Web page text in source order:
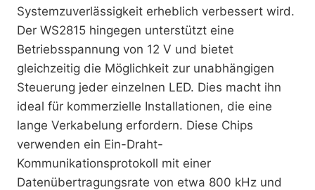
Systemzuverlässigkeit erheblich verbessert wird.
Der WS2815 hingegen unterstützt eine
Betriebsspannung von 12 V und bietet
gleichzeitig die Möglichkeit zur unabhängigen
Steuerung jeder einzelnen LED. Dies macht ihn
ideal für kommerzielle Installationen, die eine
lange Verkabelung erfordern. Diese Chips
verwenden ein Ein-Draht-
Kommunikationsprotokoll mit einer
Datenübertragungsrate von etwa 800 kHz und